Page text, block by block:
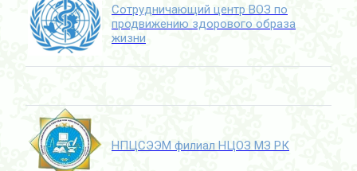
Сотрудничающий центр ВОЗ по
продвижению здорового образа
жизни
НПЦСЭЭМ филиал НЦОЗ МЗ РК